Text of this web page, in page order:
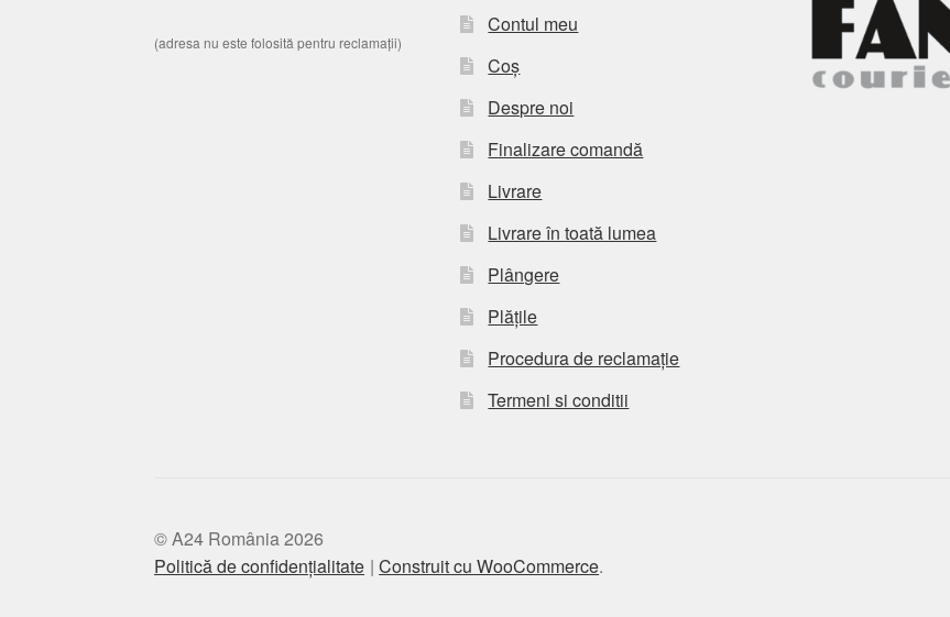
(adresa nu este folosită pentru reclamații)
Contul meu
Coș
Despre noi
Finalizare comandă
Livrare
Livrare în toată lumea
Plângere
Plățile
Procedura de reclamație
Termeni si conditii
© A24 România 2026
Politică de confidențialitate Construit cu WooCommerce.